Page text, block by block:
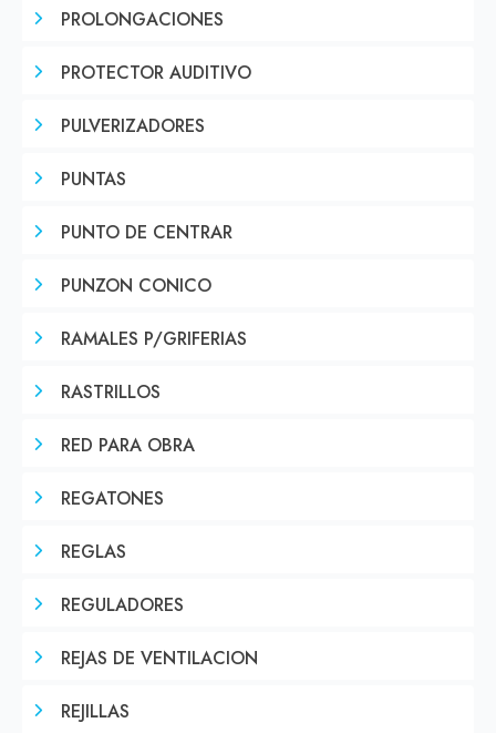
PROLONGACIONES
PROTECTOR AUDITIVO
PULVERIZADORES
PUNTAS
PUNTO DE CENTRAR
PUNZON CONICO
RAMALES P/GRIFERIAS
RASTRILLOS
RED PARA OBRA
REGATONES
REGLAS
REGULADORES
REJAS DE VENTILACION
REJILLAS